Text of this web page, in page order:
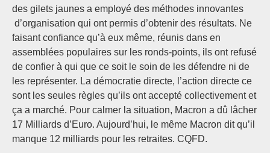
des gilets jaunes a employé des méthodes innovantes
d’organisation qui ont permis d’obtenir des résultats. Ne
faisant confiance qu’à eux même, réunis dans en
assemblées populaires sur les ronds-points, ils ont refusé
de confier à qui que ce soit le soin de les défendre ni de
les représenter. La démocratie directe, l’action directe ce
sont les seules règles qu’ils ont accepté collectivement et
ça a marché. Pour calmer la situation, Macron a dû lâcher
17 Milliards d’Euro. Aujourd’hui, le même Macron dit qu’il
manque 12 milliards pour les retraites. CQFD.